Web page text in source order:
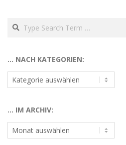
Search
… NACH KATEGORIEN:
…
nach
… IM ARCHIV:
…
im